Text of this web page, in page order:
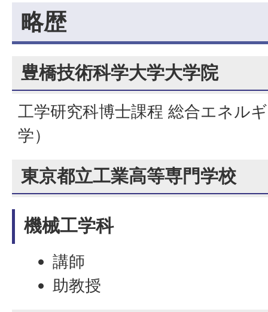
略歴
豊橋技術科学大学大学院
工学研究科博士課程 総合エネル
学）
東京都立工業高等専門学校
機械工学科
講師
助教授